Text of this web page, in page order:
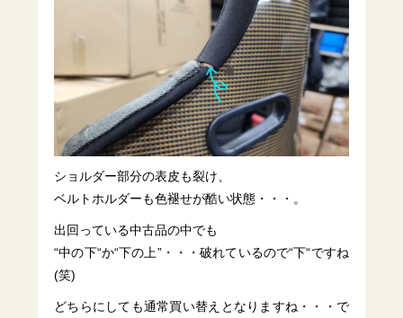
ショルダー部分の表皮も裂け、
ベルトホルダーも色褪せが酷い状態・・・。
出回っている中古品の中でも
“中の下“か“下の上”・・・破れているので“下“ですね
(笑)
どちらにしても通常買い替えとなりますね・・・で